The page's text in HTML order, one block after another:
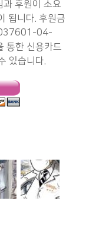
과 후원이 소요
됩니다. 후원금
037601-04-
통한 신용카드
있습니다.